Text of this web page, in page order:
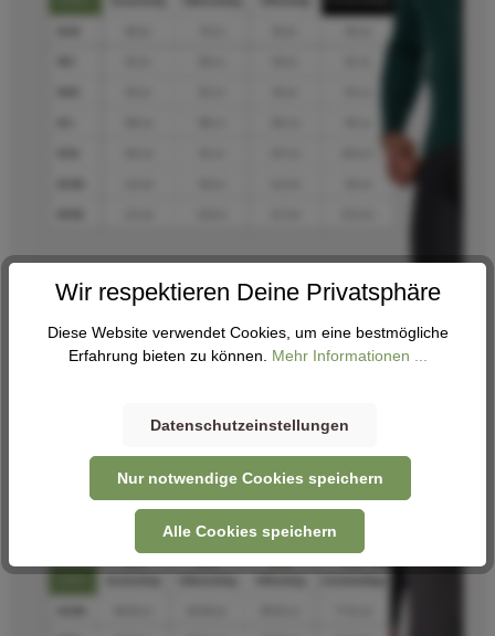
Wir respektieren Deine Privatsphäre
Diese Website verwendet Cookies, um eine bestmögliche
Erfahrung bieten zu können. Mehr Informationen ...
Datenschutzeinstellungen
Nur notwendige Cookies speichern
Alle Cookies speichern